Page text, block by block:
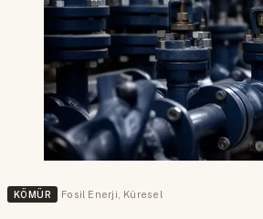
KÖMÜR Fosil Enerji Küresel